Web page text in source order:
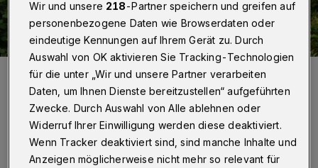
Die Elfringhauser Schweiz bietet viele idyllische
Landschaftspanoramen.
Foto: Reinhold Weber
Wir und unsere 218-Partner speichern und greifen auf
personenbezogene Daten wie Browserdaten oder
eindeutige Kennungen auf Ihrem Gerät zu. Durch
Auswahl von OK aktivieren Sie Tracking-Technologien
für die unter „Wir und unsere Partner verarbeiten
Daten, um Ihnen Dienste bereitzustellen“ aufgeführten
Zwecke. Durch Auswahl von Alle ablehnen oder
Widerruf Ihrer Einwilligung werden diese deaktiviert.
Wenn Tracker deaktiviert sind, sind manche Inhalte und
Anzeigen möglicherweise nicht mehr so relevant für